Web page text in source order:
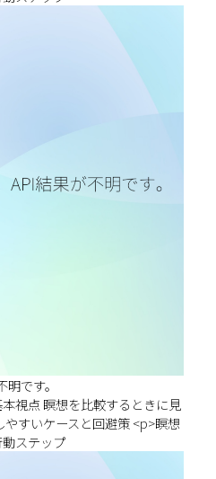
です。
視点 瞑想を比較するときに見
すいケースと回避策 <p>瞑想
ステップ